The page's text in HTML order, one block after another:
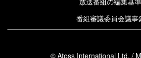
番組審議委員会議事
© Atoss International Ltd. /